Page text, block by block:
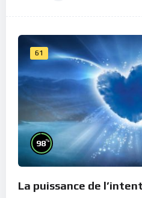
61
98%
La puissance de